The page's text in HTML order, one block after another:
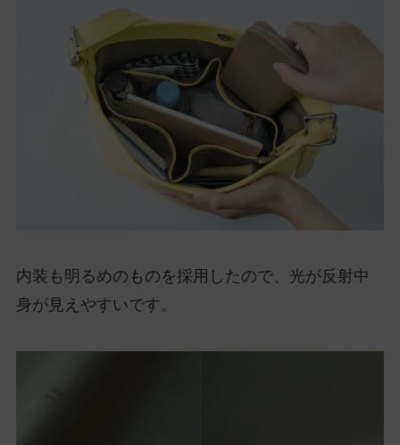
内装も明るめのものを採用したので、光が反射中
身が見えやすいです。